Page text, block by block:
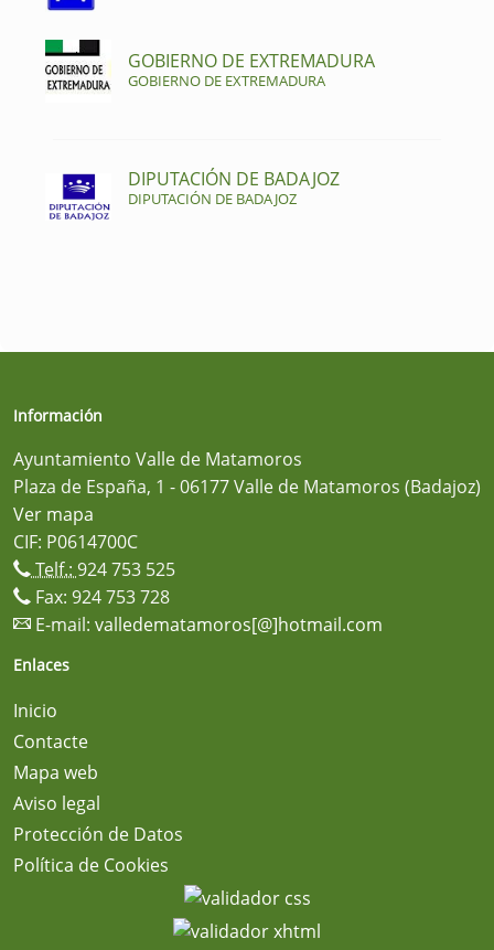
GOBIERNO DE EXTREMADURA
GOBIERNO DE EXTREMADURA
DIPUTACIÓN DE BADAJOZ
DIPUTACIÓN DE BADAJOZ
Información
Ayuntamiento Valle de Matamoros
Plaza de España, 1 - 06177 Valle de Matamoros (Badajoz)
Ver mapa
CIF: P0614700C
Telf.: 924 753 525
Fax: 924 753 728
E-mail: valledematamoros[@]hotmail.com
Enlaces
Inicio
Contacte
Mapa web
Aviso legal
Protección de Datos
Política de Cookies